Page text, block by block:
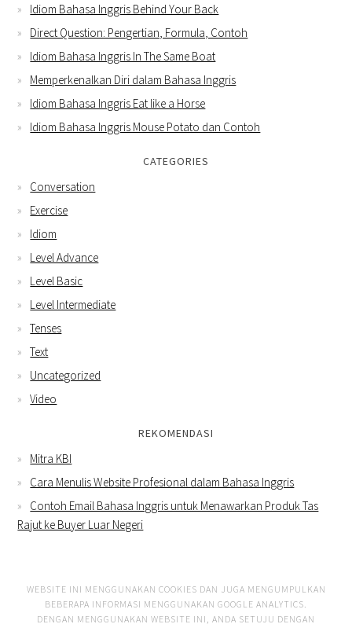
Idiom Bahasa Inggris Behind Your Back
Direct Question: Pengertian, Formula, Contoh
Idiom Bahasa Inggris In The Same Boat
Memperkenalkan Diri dalam Bahasa Inggris
Idiom Bahasa Inggris Eat like a Horse
Idiom Bahasa Inggris Mouse Potato dan Contoh
CATEGORIES
Conversation
Exercise
Idiom
Level Advance
Level Basic
Level Intermediate
Tenses
Text
Uncategorized
Video
REKOMENDASI
Mitra KBI
Cara Menulis Website Profesional dalam Bahasa Inggris
Contoh Email Bahasa Inggris untuk Menawarkan Produk Tas
Rajut ke Buyer Luar Negeri
WEBSITE INI MENGGUNAKAN COOKIES DAN JUGA MENGUMPULKAN
BEBERAPA INFORMASI MENGGUNAKAN GOOGLE ANALYTICS.
DENGAN MENGGUNAKAN WEBSITE INI, ANDA SETUJU DENGAN